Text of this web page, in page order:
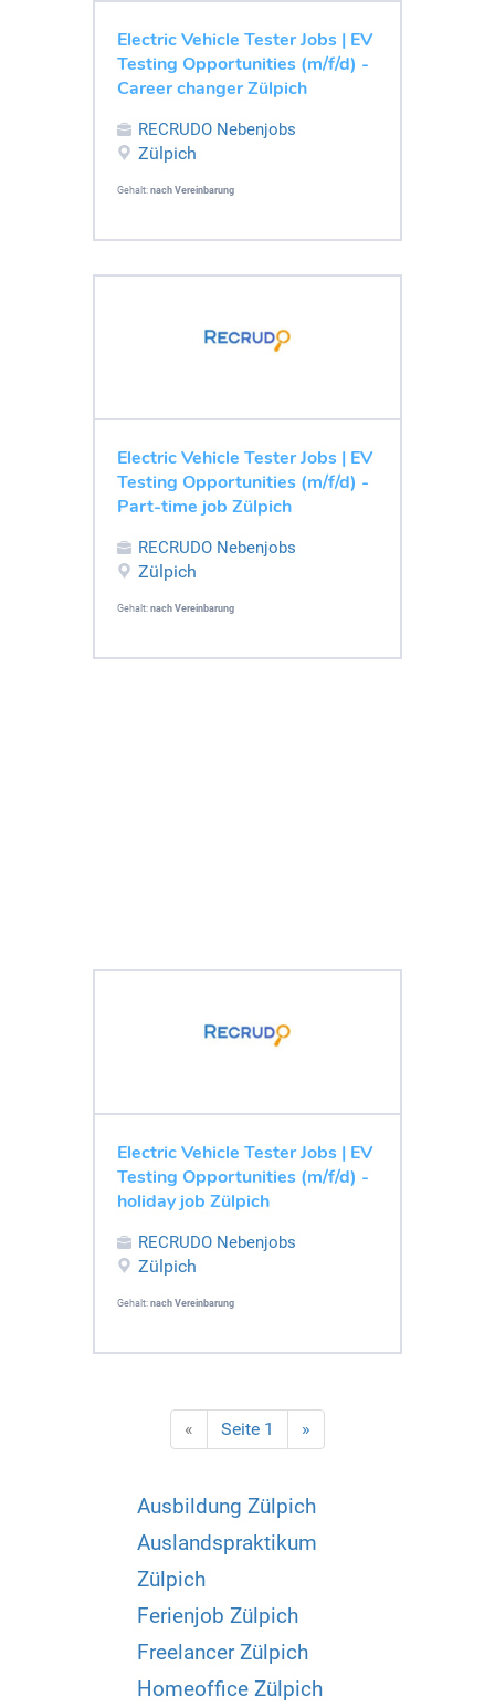
Electric Vehicle Tester Jobs | EV
Testing Opportunities (m/f/d) -
Career changer Zülpich
RECRUDO Nebenjobs
Zülpich
Gehalt: nach Vereinbarung
Electric Vehicle Tester Jobs | EV
Testing Opportunities (m/f/d) -
Part-time job Zülpich
RECRUDO Nebenjobs
Zülpich
Gehalt: nach Vereinbarung
Electric Vehicle Tester Jobs | EV
Testing Opportunities (m/f/d) -
holiday job Zülpich
RECRUDO Nebenjobs
Zülpich
Gehalt: nach Vereinbarung
« Seite 1 »
Ausbildung Zülpich
Auslandspraktikum
Zülpich
Ferienjob Zülpich
Freelancer Zülpich
Homeoffice Zülpich